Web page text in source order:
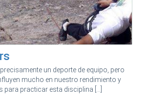
precisamente un deporte de equipo, pero
mucho en nuestro rendimiento y
practicar esta disciplina [...]